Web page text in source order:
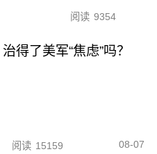
阅读 9354
得了美军“焦虑”吗？
阅读 15159 08-07